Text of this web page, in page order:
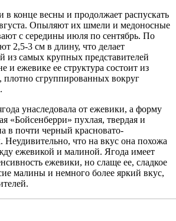
в конце весны и продолжает распускать
Опыляют их шмели и медоносные
с середины июля по сентябрь. По
2,5-3 см в длину, что делает
из самых крупных представителей
и ежевике ее структура состоит из
плотно сгруппированных вокруг
унаследовала от ежевики, а форму
«Бойсенберри» пухлая, твердая и
в почти черный красновато-
Неудивительно, что на вкус она похожа
ежевикой и малиной. Ягода имеет
ежевики, но слаще ее, сладкое
малины и немного более яркий вкус,